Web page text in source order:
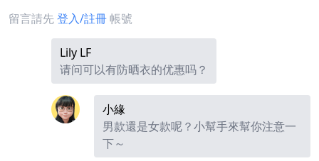
留言請先登入/註冊帳號
Lily LF
请问可以有防晒衣的优惠吗？
小緣
男款還是女款呢？小幫手來幫你注意一
下～